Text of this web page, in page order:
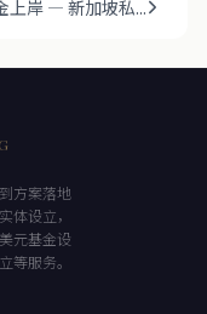
上岸 — 新加坡私...
方案落地
体设立，
元基金设
等服务。